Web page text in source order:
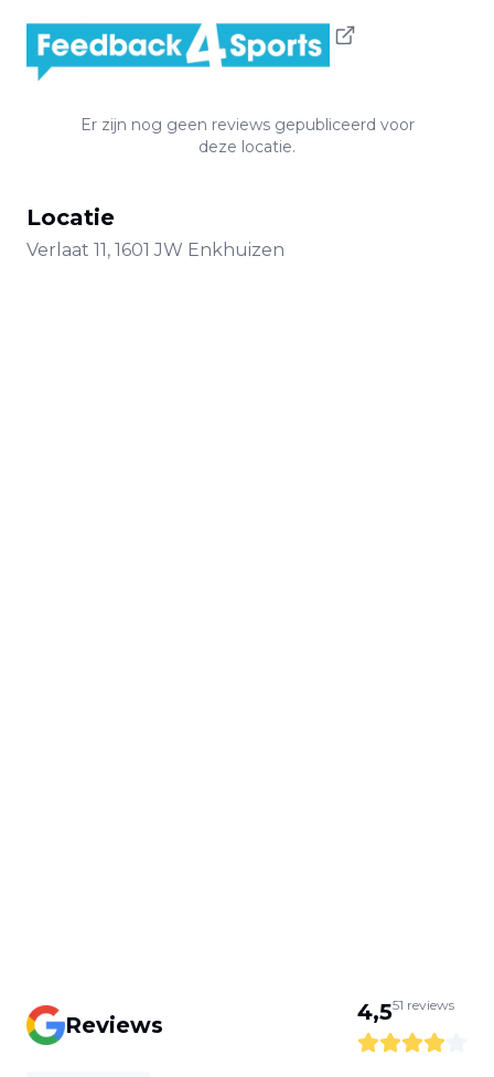
Er zijn nog geen reviews gepubliceerd voor
deze locatie.
Locatie
Verlaat 11, 1601 JW Enkhuizen
Reviews 4,551 reviews